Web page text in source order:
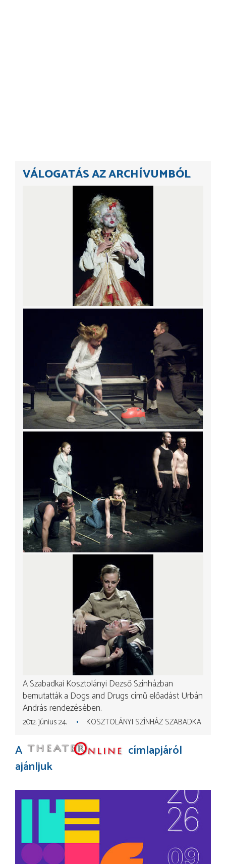
VÁLOGATÁS AZ ARCHÍVUMBÓL
A Szabadkai Kosztolányi Dezső Színházban
bemutatták a Dogs and Drugs című előadást Urbán
András rendezésében.
2012. június 24. KOSZTOLÁNYI SZÍNHÁZ SZABADKA
A
címlapjáról
ajánljuk